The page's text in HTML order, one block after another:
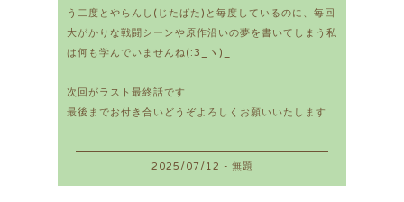
う二度とやらんし(じたばた)と毎度しているのに、毎回
大がかりな戦闘シーンや原作沿いの夢を書いてしまう私
は何も学んでいませんね(:3_ヽ)_
次回がラスト最終話です
最後までお付き合いどうぞよろしくお願いいたします
2025/07/12 - 無題